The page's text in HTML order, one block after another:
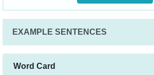
EXAMPLE SENTENCES
Word Card